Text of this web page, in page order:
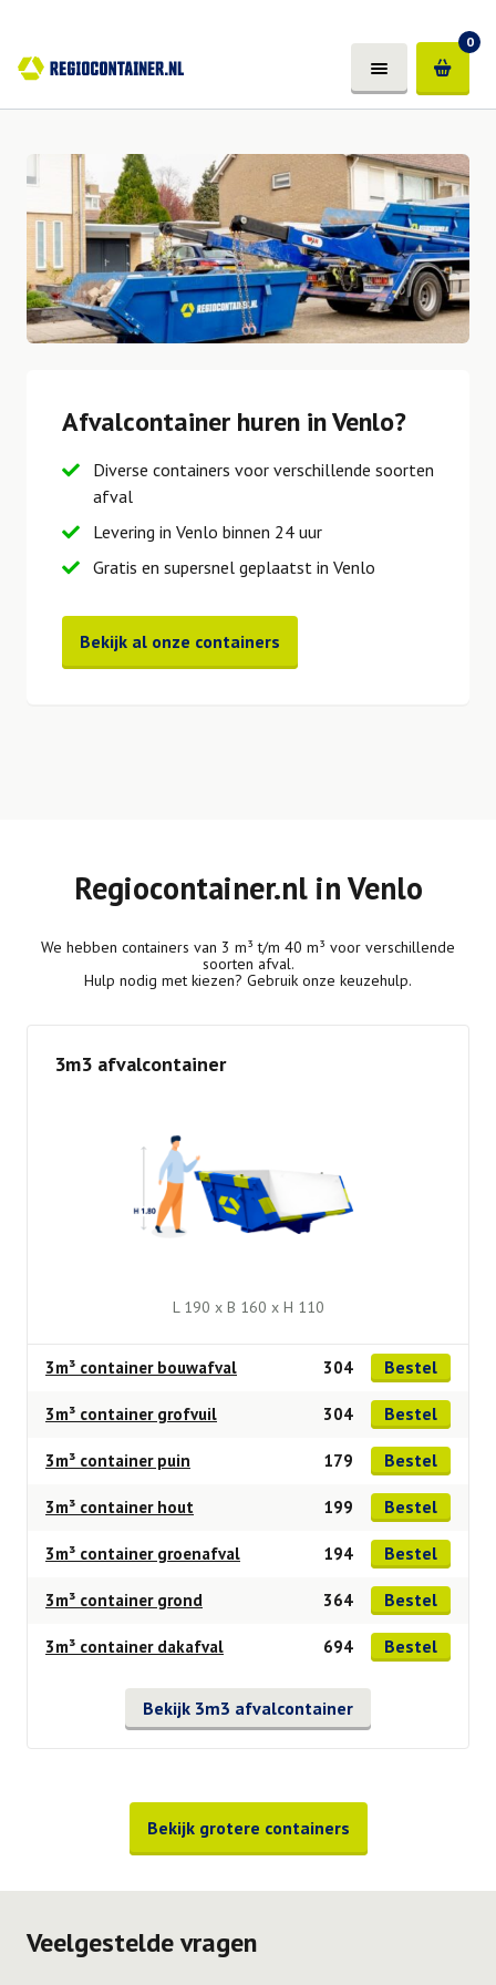
0
Afvalcontainer huren in Venlo?
Diverse containers voor verschillende soorten
afval
Levering in Venlo binnen 24 uur
Gratis en supersnel geplaatst in Venlo
Bekijk al onze containers
Regiocontainer.nl in Venlo
We hebben containers van 3 m³ t/m 40 m³ voor verschillende
soorten afval.
Hulp nodig met kiezen? Gebruik onze keuzehulp.
3m3 afvalcontainer
L 190 x B 160 x H 110
3m³ container bouwafval 304 Bestel
3m³ container grofvuil 304 Bestel
3m³ container puin 179 Bestel
3m³ container hout 199 Bestel
3m³ container groenafval 194 Bestel
3m³ container grond 364 Bestel
3m³ container dakafval 694 Bestel
Bekijk 3m3 afvalcontainer
Bekijk grotere containers
Veelgestelde vragen